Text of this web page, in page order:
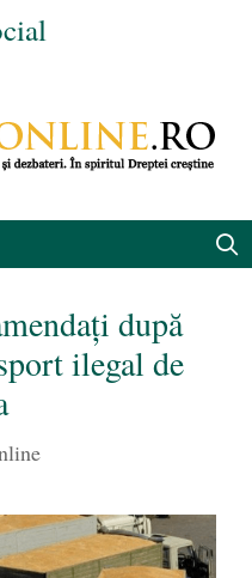
după
ilegal de